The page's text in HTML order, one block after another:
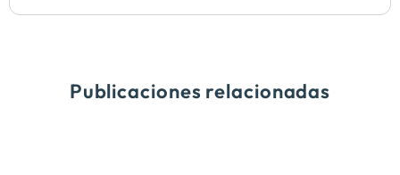
Publicaciones relacionadas